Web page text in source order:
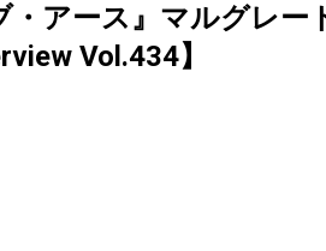
・アース』マルグレ
Vol.434】